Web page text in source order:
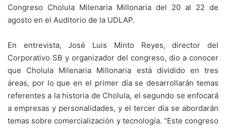
Congreso Cholula Milenaria Millonaria del 20 al 22 de
agosto en el Auditorio de la UDLAP.
En entrevista, José Luis Minto Reyes, director del
Corporativo SB y organizador del congreso, dio a conocer
que Cholula Milenaria Millonaria está dividido en tres
áreas, por lo que en el primer día se desarrollarán temas
referentes a la historia de Cholula, el segundo se enfocará
a empresas y personalidades, y el tercer día se abordarán
temas sobre comercialización y tecnología. “Este congreso